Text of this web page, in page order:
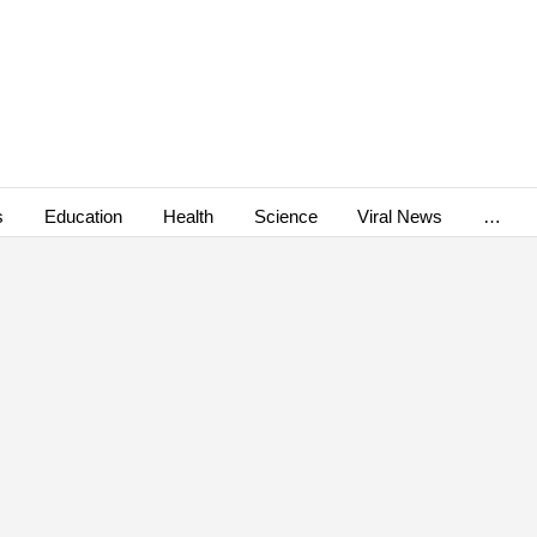
Education Health Science Viral News …